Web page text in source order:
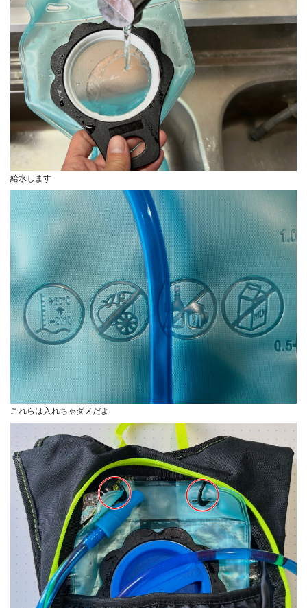
給水します
これらは入れちゃダメだよ